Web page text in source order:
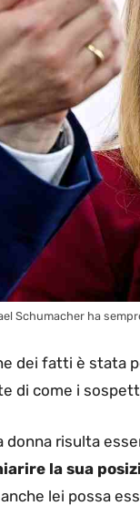
Schumacher ha
dei fatti è stata
di come i
donna risulta
la sua
lei possa